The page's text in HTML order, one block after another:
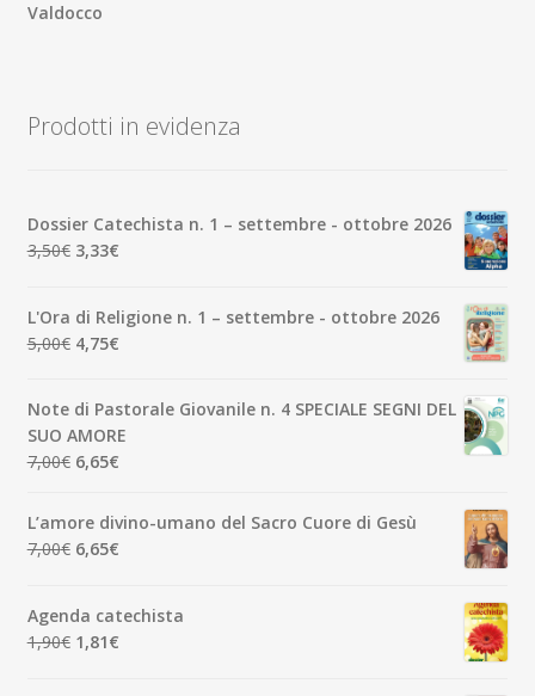
Valdocco
Prodotti in evidenza
Dossier Catechista n. 1 – settembre - ottobre 2026
3,50€ Il
era:
3,50€.
3,33€Il
è:
3,33€.
L'Ora di Religione n. 1 – settembre - ottobre 2026
5,00€ Il
era:
5,00€.
4,75€Il
è:
4,75€.
Note di Pastorale Giovanile n. 4 SPECIALE SEGNI DEL
SUO AMORE
7,00€ Il
originale
era:
6,65€Il
attuale
è:
L’amore divino-umano del Sacro Cuore di Gesù
7,00€ Il
era:
7,00€.
6,65€Il
è:
6,65€.
Agenda catechista
1,90€ Il
1,81€Il